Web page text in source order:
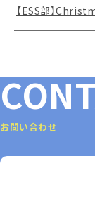
【ESS部】
お問い合わせ